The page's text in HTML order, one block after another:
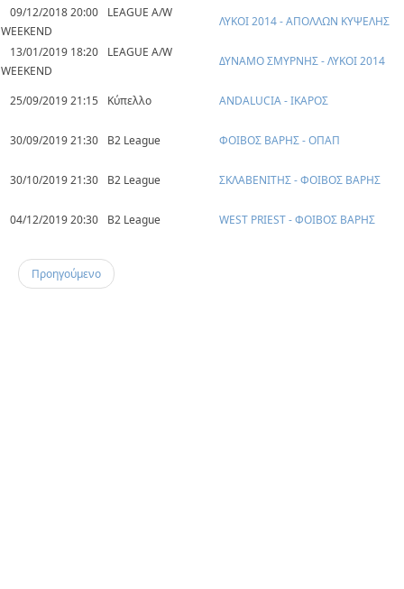
09/12/2018 20:00
LEAGUE A/W
WEEKEND
ΛΥΚΟΙ 2014 - ΑΠΟΛΛΩΝ ΚΥΨΕΛΗΣ
13/01/2019 18:20
LEAGUE A/W
WEEKEND
ΔΥΝΑΜΟ ΣΜΥΡΝΗΣ - ΛΥΚΟΙ 2014
25/09/2019 21:15 Κύπελλο ANDALUCIA - ΙΚΑΡΟΣ
30/09/2019 21:30 B2 League ΦΟΙΒΟΣ ΒΑΡΗΣ - ΟΠΑΠ
30/10/2019 21:30 B2 League ΣΚΛΑΒΕΝΙΤΗΣ - ΦΟΙΒΟΣ ΒΑΡΗΣ
04/12/2019 20:30 B2 League WEST PRIEST - ΦΟΙΒΟΣ ΒΑΡΗΣ
Προηγούμενο